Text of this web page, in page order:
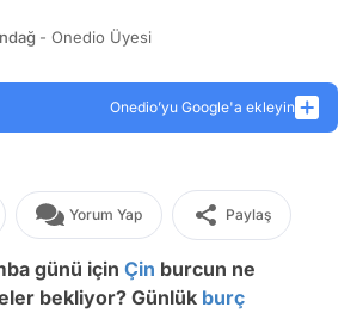
- Onedio Üyesi
Onedio’yu Google'a ekleyin
Yorum Yap Paylaş
günü için Çin burcun ne
bekliyor? Günlük burç